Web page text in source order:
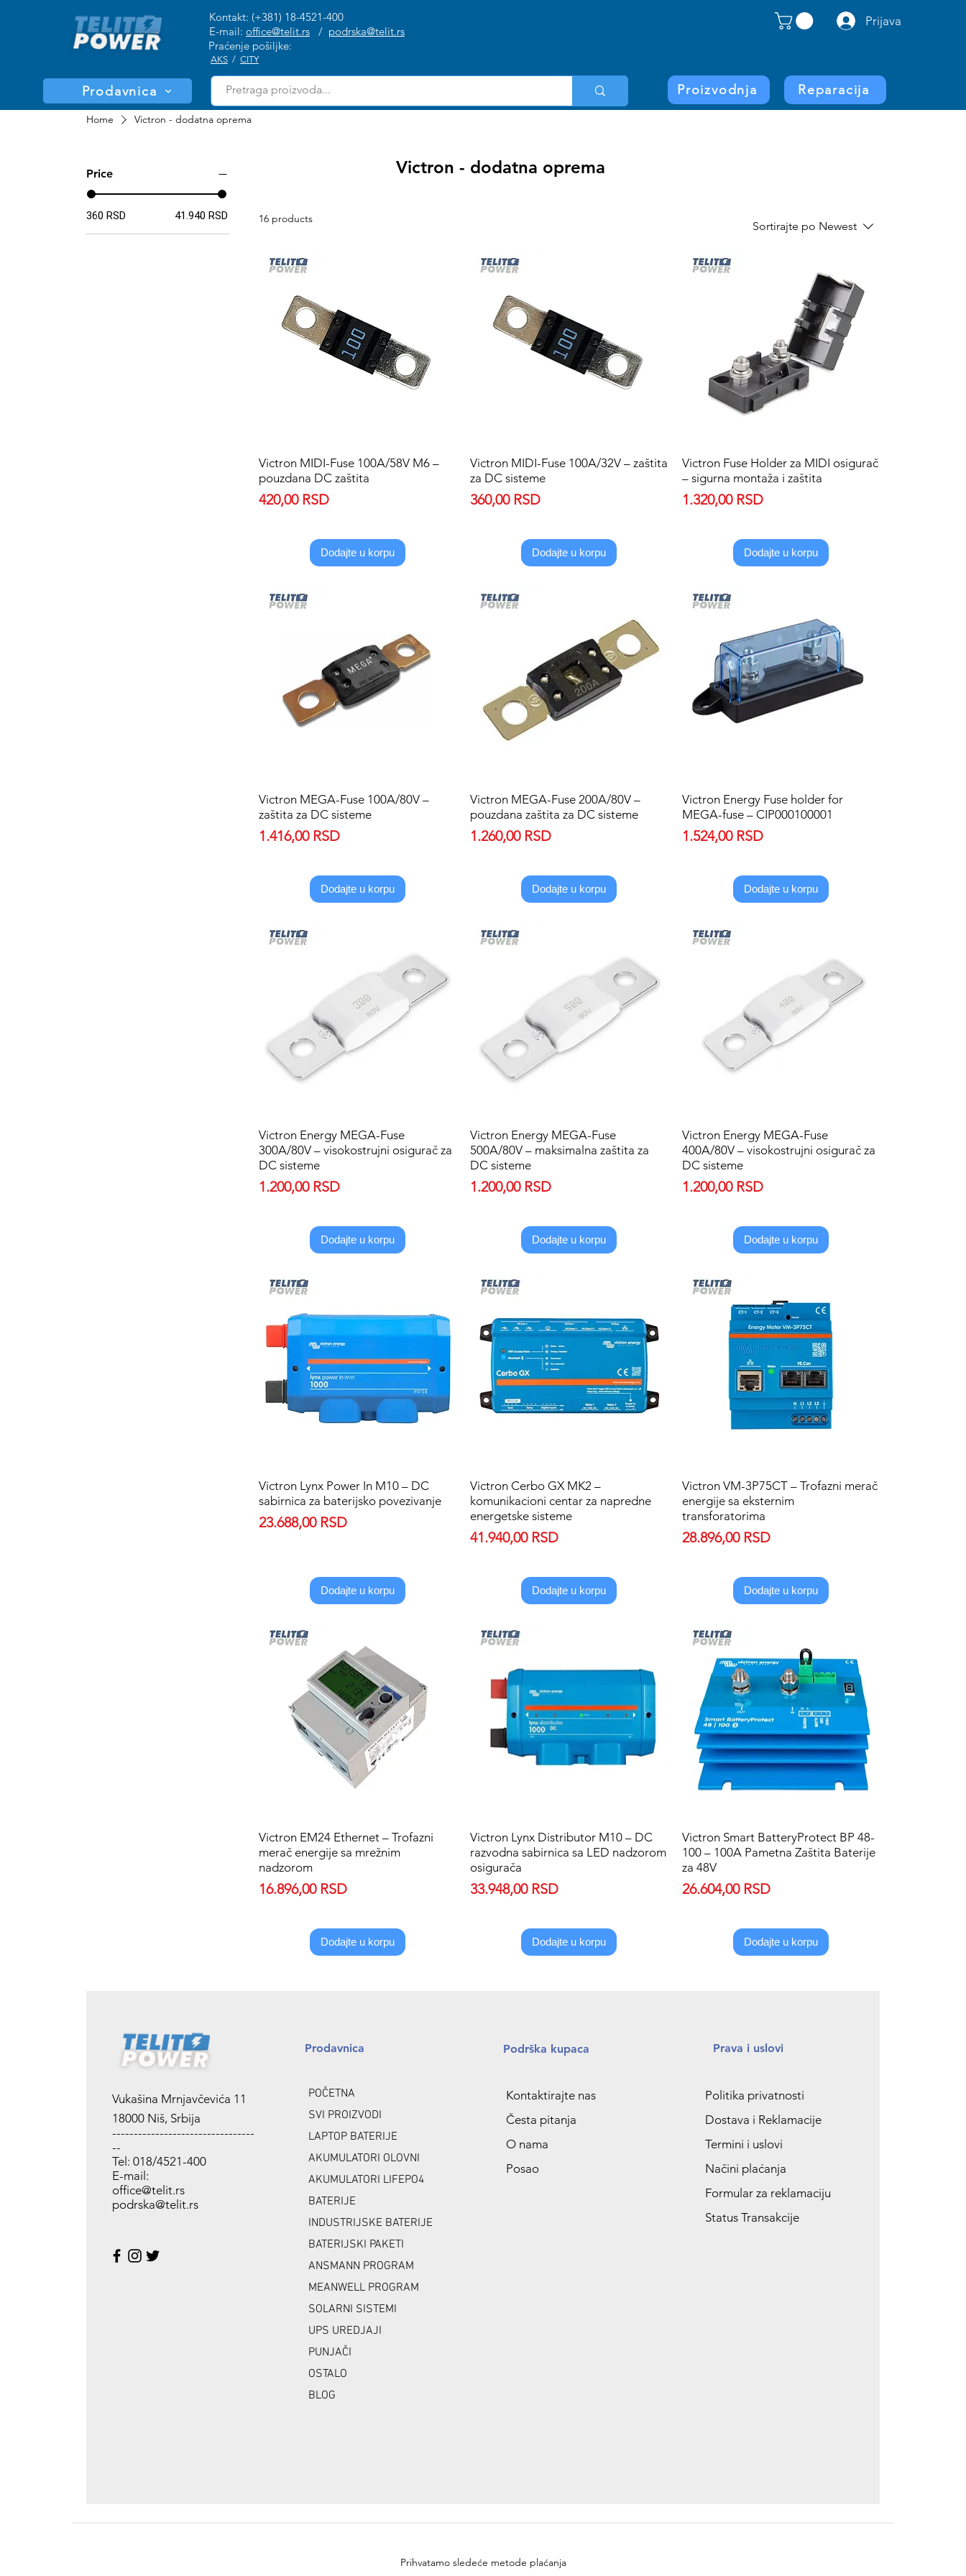
Kontakt: (+381) 18-4521-400
E-mail: office@telit.rs / podrska@telit.rs
Praćenje pošiljke:
AKS / CITY
Prijava
Prodavnica Proizvodnja Reparacija
Home Victron - dodatna oprema
Price
360 RSD 41.940 RSD
Victron - dodatna oprema
16 products
Sortirajte po Newest
Quick View
Victron MIDI-Fuse 100A/58V M6 –
pouzdana DC zaštita
Price
420,00 RSD
Dodajte u korpu
Quick View
Victron MIDI-Fuse 100A/32V – zaštita
za DC sisteme
Price
360,00 RSD
Dodajte u korpu
Quick View
Victron Fuse Holder za MIDI osigurač
– sigurna montaža i zaštita
Price
1.320,00 RSD
Dodajte u korpu
Quick View
Victron MEGA-Fuse 100A/80V –
zaštita za DC sisteme
Price
1.416,00 RSD
Dodajte u korpu
Quick View
Victron MEGA-Fuse 200A/80V –
pouzdana zaštita za DC sisteme
Price
1.260,00 RSD
Dodajte u korpu
Quick View
Victron Energy Fuse holder for
MEGA-fuse – CIP000100001
Price
1.524,00 RSD
Dodajte u korpu
Quick View
Victron Energy MEGA-Fuse
300A/80V – visokostrujni osigurač za
DC sisteme
Price
1.200,00 RSD
Dodajte u korpu
Quick View
Victron Energy MEGA-Fuse
500A/80V – maksimalna zaštita za
DC sisteme
Price
1.200,00 RSD
Dodajte u korpu
Quick View
Victron Energy MEGA-Fuse
400A/80V – visokostrujni osigurač za
DC sisteme
Price
1.200,00 RSD
Dodajte u korpu
Quick View
Victron Lynx Power In M10 – DC
sabirnica za baterijsko povezivanje
Price
23.688,00 RSD
Dodajte u korpu
Quick View
Victron Cerbo GX MK2 –
komunikacioni centar za napredne
energetske sisteme
Price
41.940,00 RSD
Dodajte u korpu
Quick View
Victron VM-3P75CT – Trofazni merač
energije sa eksternim
transforatorima
Price
28.896,00 RSD
Dodajte u korpu
Quick View
Victron EM24 Ethernet – Trofazni
merač energije sa mrežnim
nadzorom
Price
16.896,00 RSD
Dodajte u korpu
Quick View
Victron Lynx Distributor M10 – DC
razvodna sabirnica sa LED nadzorom
osigurača
Price
33.948,00 RSD
Dodajte u korpu
Quick View
Victron Smart BatteryProtect BP 48-
100 – 100A Pametna Zaštita Baterije
za 48V
Price
26.604,00 RSD
Dodajte u korpu
Vukašina Mrnjavčevića 11
18000 Niš, Srbija
---------------------------------
--
Tel: 018/4521-400
E-mail:
office@telit.rs
podrska@telit.rs
Prodavnica
POČETNA
SVI PROIZVODI
LAPTOP BATERIJE
AKUMULATORI OLOVNI
AKUMULATORI LIFEPO4
BATERIJE
INDUSTRIJSKE BATERIJE
BATERIJSKI PAKETI
ANSMANN PROGRAM
MEANWELL PROGRAM
SOLARNI SISTEMI
UPS UREDJAJI
PUNJAČI
OSTALO
BLOG
Podrška kupaca
Kontaktirajte nas
Česta pitanja
O nama
Posao
Prava i uslovi
Politika privatnosti
Dostava i Reklamacije
Termini i uslovi
Načini plaćanja
Formular za reklamaciju
Status Transakcije
Prihvatamo sledeće metode plaćanja